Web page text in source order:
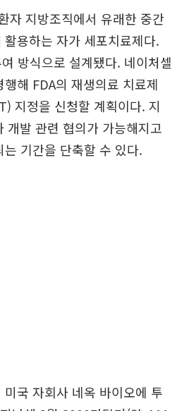
자 지방조직에서 유래한 중간
용하는 자가 세포치료제다.
방식으로 설계됐다. 네이처셀
해 FDA의 재생의료 치료제
지정을 신청할 계획이다. 지
개발 관련 협의가 가능해지고
기간을 단축할 수 있다.
국 자회사 네옥 바이오에 투